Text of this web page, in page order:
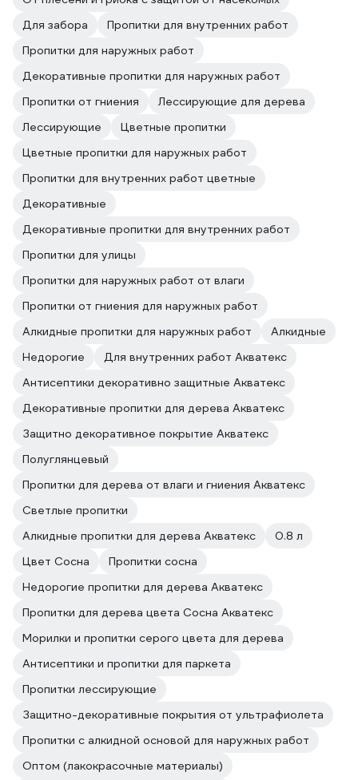
Для забора
Пропитки для внутренних работ
Пропитки для наружных работ
Декоративные пропитки для наружных работ
Пропитки от гниения
Лессирующие для дерева
Лессирующие
Цветные пропитки
Цветные пропитки для наружных работ
Пропитки для внутренних работ цветные
Декоративные
Декоративные пропитки для внутренних работ
Пропитки для улицы
Пропитки для наружных работ от влаги
Пропитки от гниения для наружных работ
Алкидные пропитки для наружных работ
Алкидные
Недорогие
Для внутренних работ Акватекс
Антисептики декоративно защитные Акватекс
Декоративные пропитки для дерева Акватекс
Защитно декоративное покрытие Акватекс
Полуглянцевый
Пропитки для дерева от влаги и гниения Акватекс
Светлые пропитки
Алкидные пропитки для дерева Акватекс
0.8 л
Цвет Сосна
Пропитки сосна
Недорогие пропитки для дерева Акватекс
Пропитки для дерева цвета Сосна Акватекс
Морилки и пропитки серого цвета для дерева
Антисептики и пропитки для паркета
Пропитки лессирующие
Защитно-декоративные покрытия от ультрафиолета
Пропитки с алкидной основой для наружных работ
Оптом (лакокрасочные материалы)